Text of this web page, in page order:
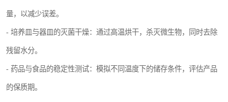
量，以减少误差。
- 培养皿与器皿的灭菌干燥：通过高温烘干，杀灭微生物，同时去除
残留水分。
- 药品与食品的稳定性测试：模拟不同温度下的储存条件，评估产品
的保质期。